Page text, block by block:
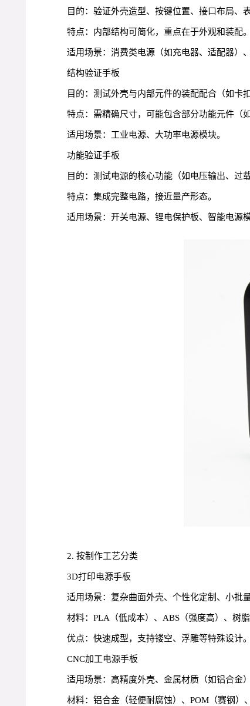
目的：验证外壳造型、按键位置、接口布局、
特点：内部结构可简化，重点在于外观和装配。
适用场景：消费类电源（如充电器、适配器）
结构验证手板
目的：测试外壳与内部元件的装配配合（如卡
特点：需精确尺寸，可能包含部分功能元件（如
适用场景：工业电源、大功率电源模块。
功能验证手板
目的：测试电源的核心功能（如电压输出、过
特点：集成完整电路，接近量产形态。
适用场景：开关电源、锂电保护板、智能电源模
2. 按制作工艺分类
3D打印电源手板
适用场景：复杂曲面外壳、个性化定制、小批量
材料：PLA（低成本）、ABS（强度高）、树脂
优点：快速成型，支持镂空、浮雕等特殊设计。
CNC加工电源手板
适用场景：高精度外壳、金属材质（如铝合金
材料：铝合金（轻便耐腐蚀）、POM（赛钢）